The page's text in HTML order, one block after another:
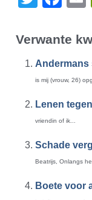
Verwante
is mij (vrouw, 26)
Lenen
vriendin of ik...
Schade
Beatrijs, Onlangs
Boete voor